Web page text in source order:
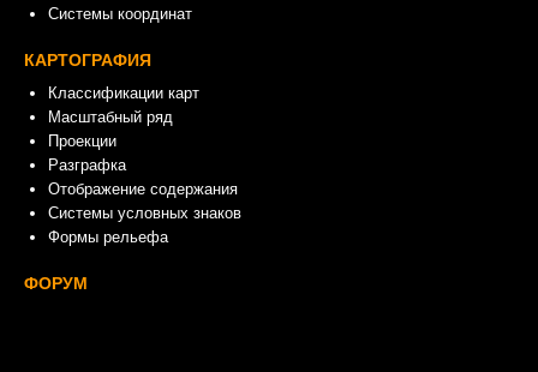
Системы координат
КАРТОГРАФИЯ
Классификации карт
Масштабный ряд
Проекции
Разграфка
Отображение содержания
Системы условных знаков
Формы рельефа
ФОРУМ